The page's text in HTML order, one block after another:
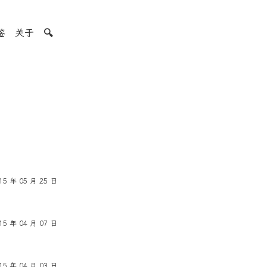
关于 🔍
年 05 月 25 日
年 04 月 07 日